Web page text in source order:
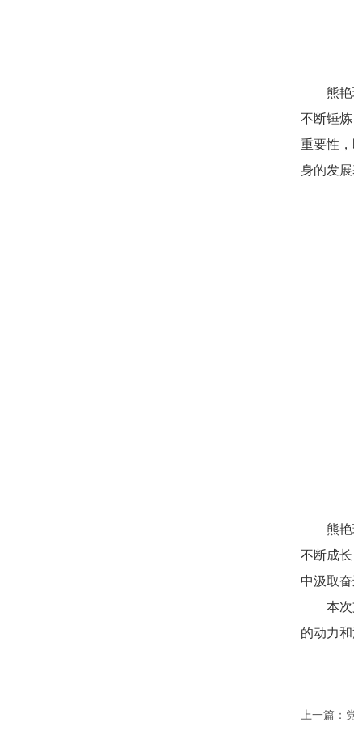
熊
不断锤
重要性
身的发
熊
不断成
中汲取
本
的动力和
上一篇：